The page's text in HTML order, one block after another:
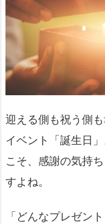
迎える側も祝う側
イベント「誕生日
こそ、感謝の気持
すよね。
「どんなプレゼン